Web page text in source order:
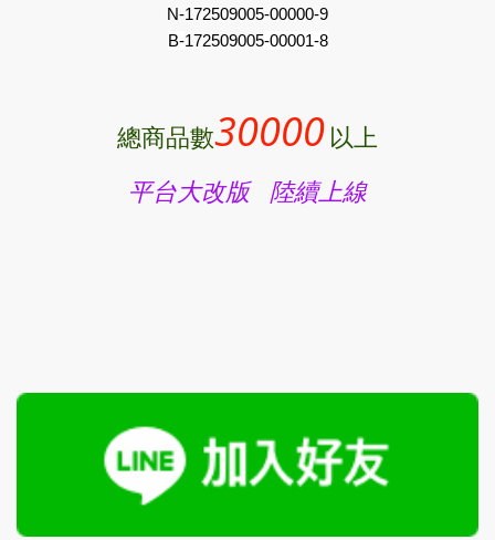
N-172509005-00000-9
B-172509005-00001-8
總商品數30000 以上
平台大改版 陸續上線